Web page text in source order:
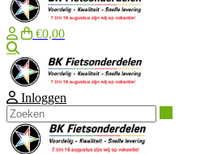
€0,00
Inloggen